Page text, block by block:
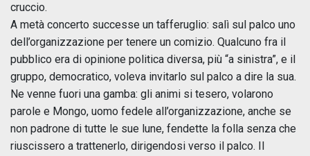
cruccio.
A metà concerto successe un tafferuglio: salì sul palco uno
dell’organizzazione per tenere un comizio. Qualcuno fra il
pubblico era di opinione politica diversa, più “a sinistra”, e il
gruppo, democratico, voleva invitarlo sul palco a dire la sua.
Ne venne fuori una gamba: gli animi si tesero, volarono
parole e Mongo, uomo fedele all’organizzazione, anche se
non padrone di tutte le sue lune, fendette la folla senza che
riuscissero a trattenerlo, dirigendosi verso il palco. Il